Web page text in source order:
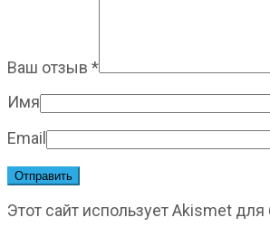
Ваш отзыв *
Имя
Email
Этот сайт использует Akismet